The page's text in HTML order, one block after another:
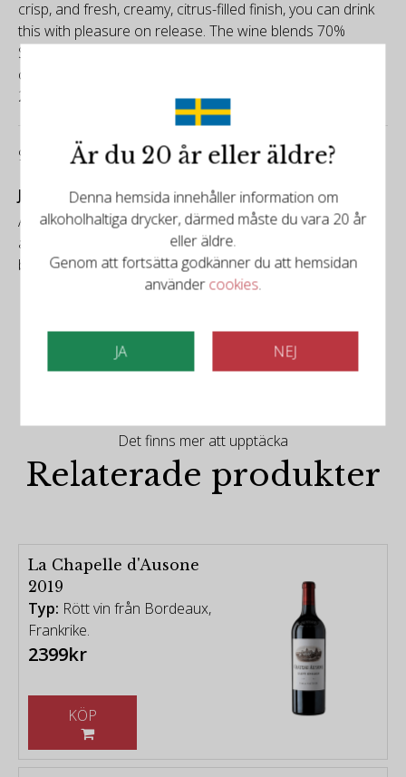
crisp, and fresh, creamy, citrus-filled finish, you can drink
this with pleasure on release. The wine blends 70%
Semillon with 30% Sauvignon Blanc. Due to the frost,
close to 50% of the harvest was lost. Drink from 2023-
2029.
92/100
James Suckling
A fresh and bright Lune d’Argent with wet-stone, green-
apple, lemon and pineapple notes. Medium-bodied with
bright acidity and focused, stony character.
Det finns mer att upptäcka
Relaterade produkter
La Chapelle d'Ausone
2019
Typ: Rött vin från Bordeaux,
Frankrike.
2399kr
Är du 20 år eller äldre?
Denna hemsida innehåller information om
alkoholhaltiga drycker, därmed måste du vara 20 år
eller äldre.
Genom att fortsätta godkänner du att hemsidan
användercookies.
JA NEJ